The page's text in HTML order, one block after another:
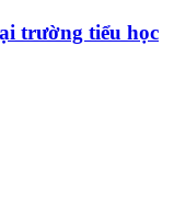
trường tiểu học